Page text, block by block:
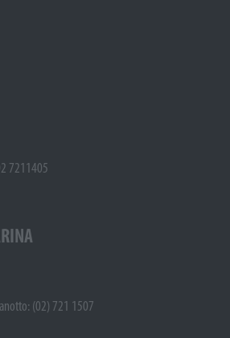
7211405
(02) 721 1507